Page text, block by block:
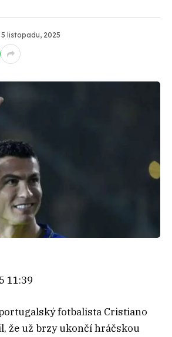
5 listopadu, 2025
11:39
fotbalista Cristiano
že už brzy ukončí hráčskou